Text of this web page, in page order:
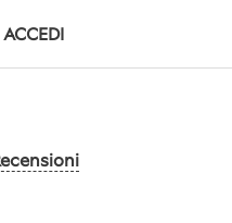
ACCEDI